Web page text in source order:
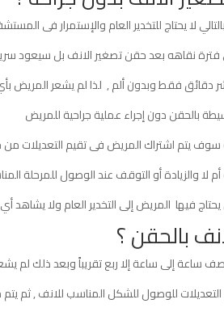
سوف يتم اشتراك المريض فى تقيم التعديلات
لا والزيادة أو التوقف عند الوصول للمرحلة
فيها المريض إلى التخدير العام ولا يشاهد أي
بالحقن ؟
إلى ساعة إلا ربع تقريباً وبعد ذلك لم
للوصول للشكل المناسب للانف , ثم